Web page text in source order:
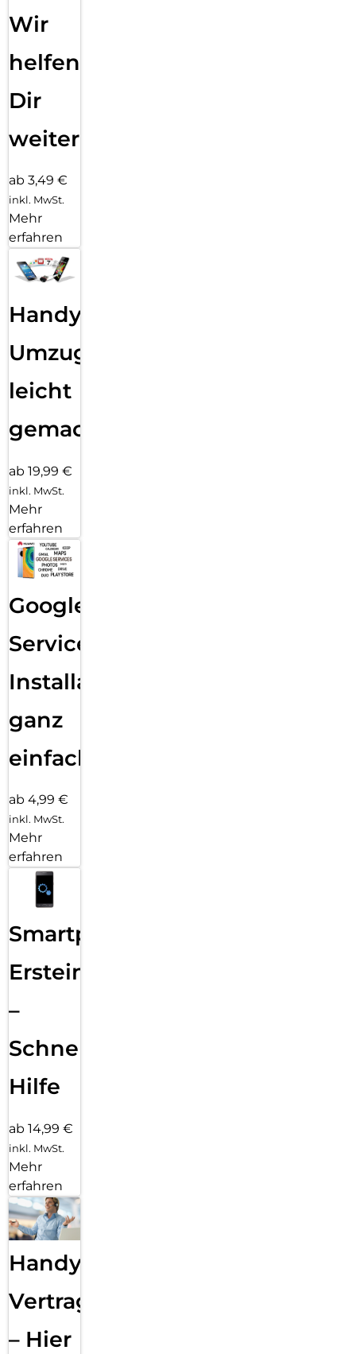
Wir
helfen
Dir
weiter
ab 3,49 €
inkl. MwSt.
Mehr
erfahren
Handy
Umzug
leicht
gemacht!
ab 19,99 €
inkl. MwSt.
Mehr
erfahren
Google
Services
Installation
ganz
einfach
ab 4,99 €
inkl. MwSt.
Mehr
erfahren
Smartphone
Ersteinrichtung
–
Schnelle
Hilfe
ab 14,99 €
inkl. MwSt.
Mehr
erfahren
Handy
Vertragsabwicklung
– Hier